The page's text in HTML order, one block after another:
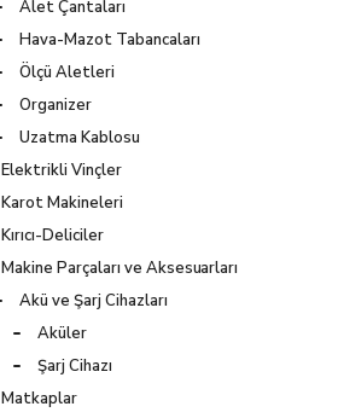
Alet Çantaları
Hava-Mazot Tabancaları
Ölçü Aletleri
Organizer
Uzatma Kablosu
Elektrikli Vinçler
Karot Makineleri
Kırıcı-Deliciler
Makine Parçaları ve Aksesuarları
Akü ve Şarj Cihazları
Aküler
Şarj Cihazı
Matkaplar